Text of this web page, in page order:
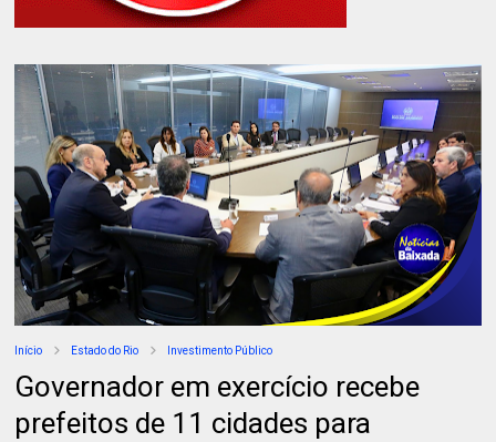
Início Estado do Rio Investimento Público
Governador em exercício recebe
prefeitos de 11 cidades para